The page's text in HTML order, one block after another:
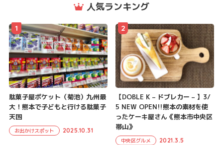
人気ランキング
駄菓子屋ポケット（菊池）九州最
大！熊本で子どもと行ける駄菓子
天国
お出かけスポット 2025.10.31
1
【DOBLE K – ドブレカー – 】3/
5 NEW OPEN!!熊本の素材を使
ったケーキ屋さん《熊本市中央区
帯山》
中央区グルメ 2021.3.5
2